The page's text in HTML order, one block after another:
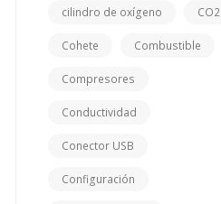
cilindro de oxígeno CO2
Cohete Combustible
Compresores
Conductividad
Conector USB
Configuración